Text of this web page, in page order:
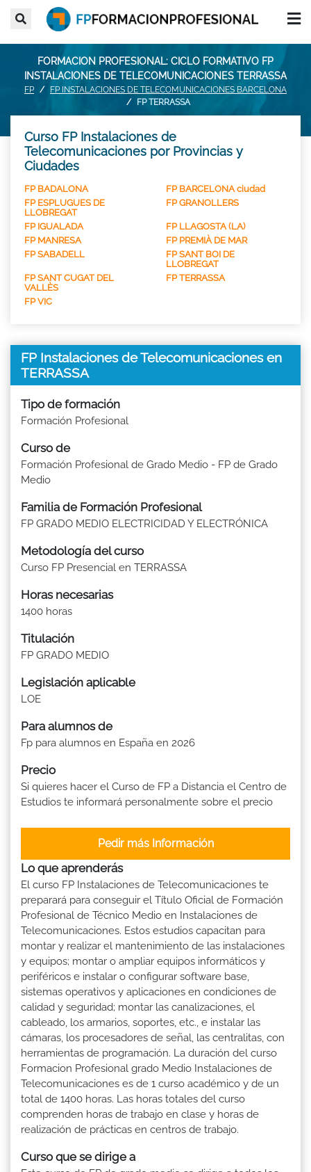
FORMACION PROFESIONAL: CICLO FORMATIVO FP
INSTALACIONES DE TELECOMUNICACIONES TERRASSA
FP
FP INSTALACIONES DE TELECOMUNICACIONES BARCELONA
FP TERRASSA
Curso FP Instalaciones de
Telecomunicaciones por Provincias y
Ciudades
FP BADALONA
FP BARCELONA ciudad
FP ESPLUGUES DE
LLOBREGAT
FP GRANOLLERS
FP IGUALADA
FP LLAGOSTA (LA)
FP MANRESA
FP PREMIÀ DE MAR
FP SABADELL
FP SANT BOI DE
LLOBREGAT
FP SANT CUGAT DEL
VALLÈS
FP TERRASSA
FP VIC
FP Instalaciones de Telecomunicaciones en
TERRASSA
Tipo de formación
Formación Profesional
Curso de
Formación Profesional de Grado Medio - FP de Grado
Medio
Familia de Formación Profesional
FP GRADO MEDIO ELECTRICIDAD Y ELECTRÓNICA
Metodología del curso
Curso FP Presencial en TERRASSA
Horas necesarias
1400 horas
Titulación
FP GRADO MEDIO
Legislación aplicable
LOE
Para alumnos de
Fp para alumnos en España en 2026
Precio
Si quieres hacer el Curso de FP a Distancia el Centro de
Estudios te informará personalmente sobre el precio
Pedir más Información
Lo que aprenderás
El curso FP Instalaciones de Telecomunicaciones te
preparará para conseguir el Título Oficial de Formación
Profesional de Técnico Medio en Instalaciones de
Telecomunicaciones. Estos estudios capacitan para
montar y realizar el mantenimiento de las instalaciones
y equipos; montar o ampliar equipos informáticos y
periféricos e instalar o configurar software base,
sistemas operativos y aplicaciones en condiciones de
calidad y seguridad; montar las canalizaciones, el
cableado, los armarios, soportes, etc., e instalar las
cámaras, los procesadores de señal, las centralitas, con
herramientas de programación. La duración del curso
Formacion Profesional grado Medio Instalaciones de
Telecomunicaciones es de 1 curso académico y de un
total de 1400 horas. Las horas totales del curso
comprenden horas de trabajo en clase y horas de
realización de prácticas en centros de trabajo.
Curso que se dirige a